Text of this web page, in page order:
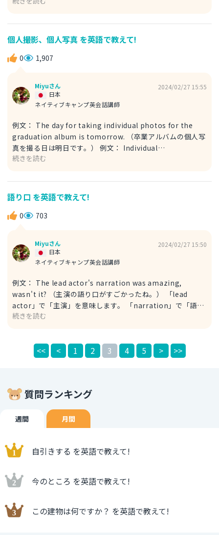
記を必ずチェックしています。） こちらは「the
ingredient labels」としましたが、「原材料名の表記」は
「原材料ラベル」とも言えるので、文脈によってはこのよう
個人撮影、個人写真 を英語で教えて!
0 1,907
Miyuさん
ネイティブキャンプ英会話講師
日本
2024/02/27 15:55
例文： The day for taking individual photos for the
graduation album is tomorrow. （卒業アルバムの個人写
真を撮る日は明日です。） 例文： Individual
photography will take place in the second-floor
写真」は「individual photos」 「個人撮影」は
「individual photography」で表せます。 「individual」
は「個人」を表す単語で、よく登場するので覚えておきまし
ょう。 回答が参考になれば幸いです！
続きを読む
語り口 を英語で教えて!
0 703
Miyuさん
ネイティブキャンプ英会話講師
日本
2024/02/27 15:50
例文： The lead actor's narration was amazing,
wasn't it? （主演の語り口がすごかったね。） 「lead
actor」で「主演」を意味します。 「narration」で「語り
口」を表すことができます。日本語でも「ナレーション」と
できます。 例文： Wasn't the lead actor's storytelling
しかった」を表すことができます。 回答が参考になれば幸
続きを読む
<< < 1 2 3 4 5 > >>
質問ランキング
週間 月間
自引きする を英語で教えて!
今のところ を英語で教えて!
この建物は何ですか？ を英語で教えて!